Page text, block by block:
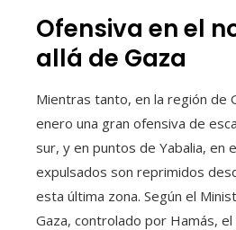
Ofensiva en el
allá de Gaza
Mientras tanto, en la región de
enero una gran ofensiva de
sur, y en puntos de Yabalia, en
expulsados ​​son reprimidos
esta última zona. Según el
Gaza, controlado por Hamás,